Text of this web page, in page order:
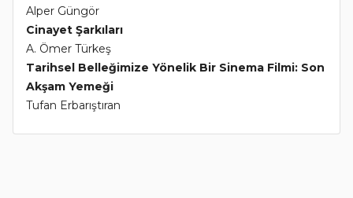
Alper Güngör
Cinayet Şarkıları
A. Ömer Türkeş
Tarihsel Belleğimize Yönelik Bir Sinema Filmi: Son
Akşam Yemeği
Tufan Erbarıştıran